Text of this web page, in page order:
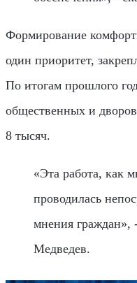
Формирование
один приоритет,
По итогам прошлого
общественных и
8 тысяч.
«Эта работа, как
проводилась
мнения граждан»,
Медведев.